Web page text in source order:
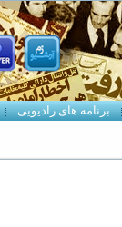
برنامه های رادیویی